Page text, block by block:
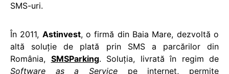
SMS-uri.
În 2011, Astinvest, o firmă din Baia Mare, dezvoltă o
altă soluție de plată prin SMS a parcărilor din
România, SMSParking. Soluția, livrată în regim de
Software as a Service pe internet, permite